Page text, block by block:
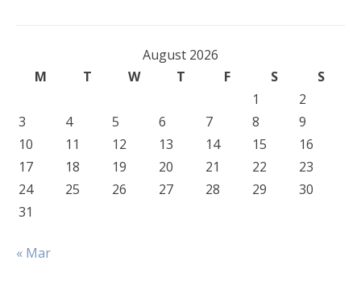
August 2026
M
T W T F S
S
1
2
3
4 5 6 7 8
9
10
11 12 13 14 15
16
17
18 19 20 21 22
23
24
25 26 27 28 29
30
31
« Mar